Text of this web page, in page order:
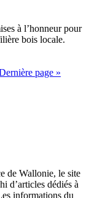
à l’honneur pour
bois locale.
page »
de Wallonie, le site
d’articles dédiés à
informations du